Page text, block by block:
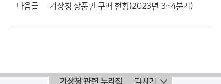
다음글 기상청 상품권 구매 현황(2023년 3~4분기)
기상청 관련 누리집 펼치기